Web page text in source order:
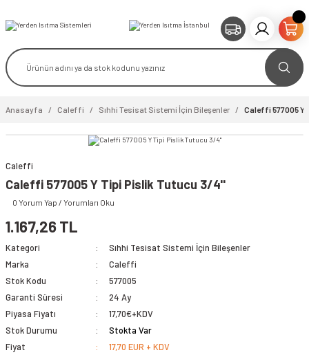
Anasayfa Caleffi Sıhhi Tesisat Sistemi İçin Bileşenler Caleffi 577005 Y
video izle
Caleffi
Caleffi 577005 Y Tipi Pislik Tutucu 3/4''
0 Yorum Yap / Yorumları Oku
1.167,26 TL
Kategori
Sıhhi Tesisat Sistemi İçin Bileşenler
Marka
Caleffi
Stok Kodu
577005
Garanti Süresi
24 Ay
Piyasa Fiyatı
17,70€+KDV
Stok Durumu
Stokta Var
Fiyat
17,70 EUR + KDV